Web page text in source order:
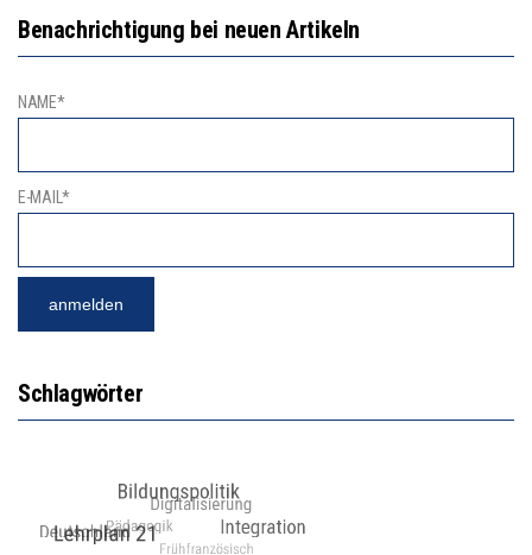
Benachrichtigung bei neuen Artikeln
NAME*
E-MAIL*
Schlagwörter